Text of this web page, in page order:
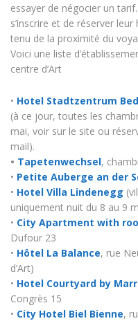
essayer de négocier un
s’inscrire et de réserver
tenu de la proximité du
Voici une liste
centre d’Art
• Hotel Stadtzentrum
(à ce jour, toutes les
mai, voir sur le site ou
mail).
• Tapetenwechsel,
• Petite Auberge an der
• Hotel Villa Lindenegg
uniquement nuit du 8 au 9
• City Apartment with
Dufour 23
• Hôtel La Balance, rue
d’Art)
• Hotel Courtyard by
Congrès 15
• City Hotel Biel Bienne,